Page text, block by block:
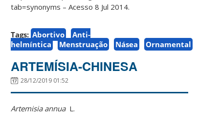
tab=synonyms – Acesso 8 Jul 2014.
Tags: Abortivo
Anti-
helmíntica
Menstruação Násea Ornamental
ARTEMÍSIA-CHINESA
28/12/2019 01:52
Artemisia annua L.